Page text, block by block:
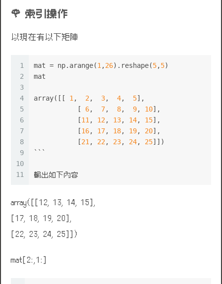
索引操作
以現在有以下矩陣
1
2
3
4
5
6
7
8
9
10
11
mat = np.arange(1 ,26).reshape(5,5)
mat
array([[ 1 , 2 , 3, 4, 5],
	   [
6, 7, 8, 9, 10],
	   [
11 , 12 , 13, 14, 15],
	   [
16, 17, 18, 19, 20],
	   [
21 , 22 , 23, 24, 25]])
輸出如下內容
array([[12, 13, 14, 15],
[17, 18, 19, 20],
[22, 23, 24, 25]])
mat[2:,1:]